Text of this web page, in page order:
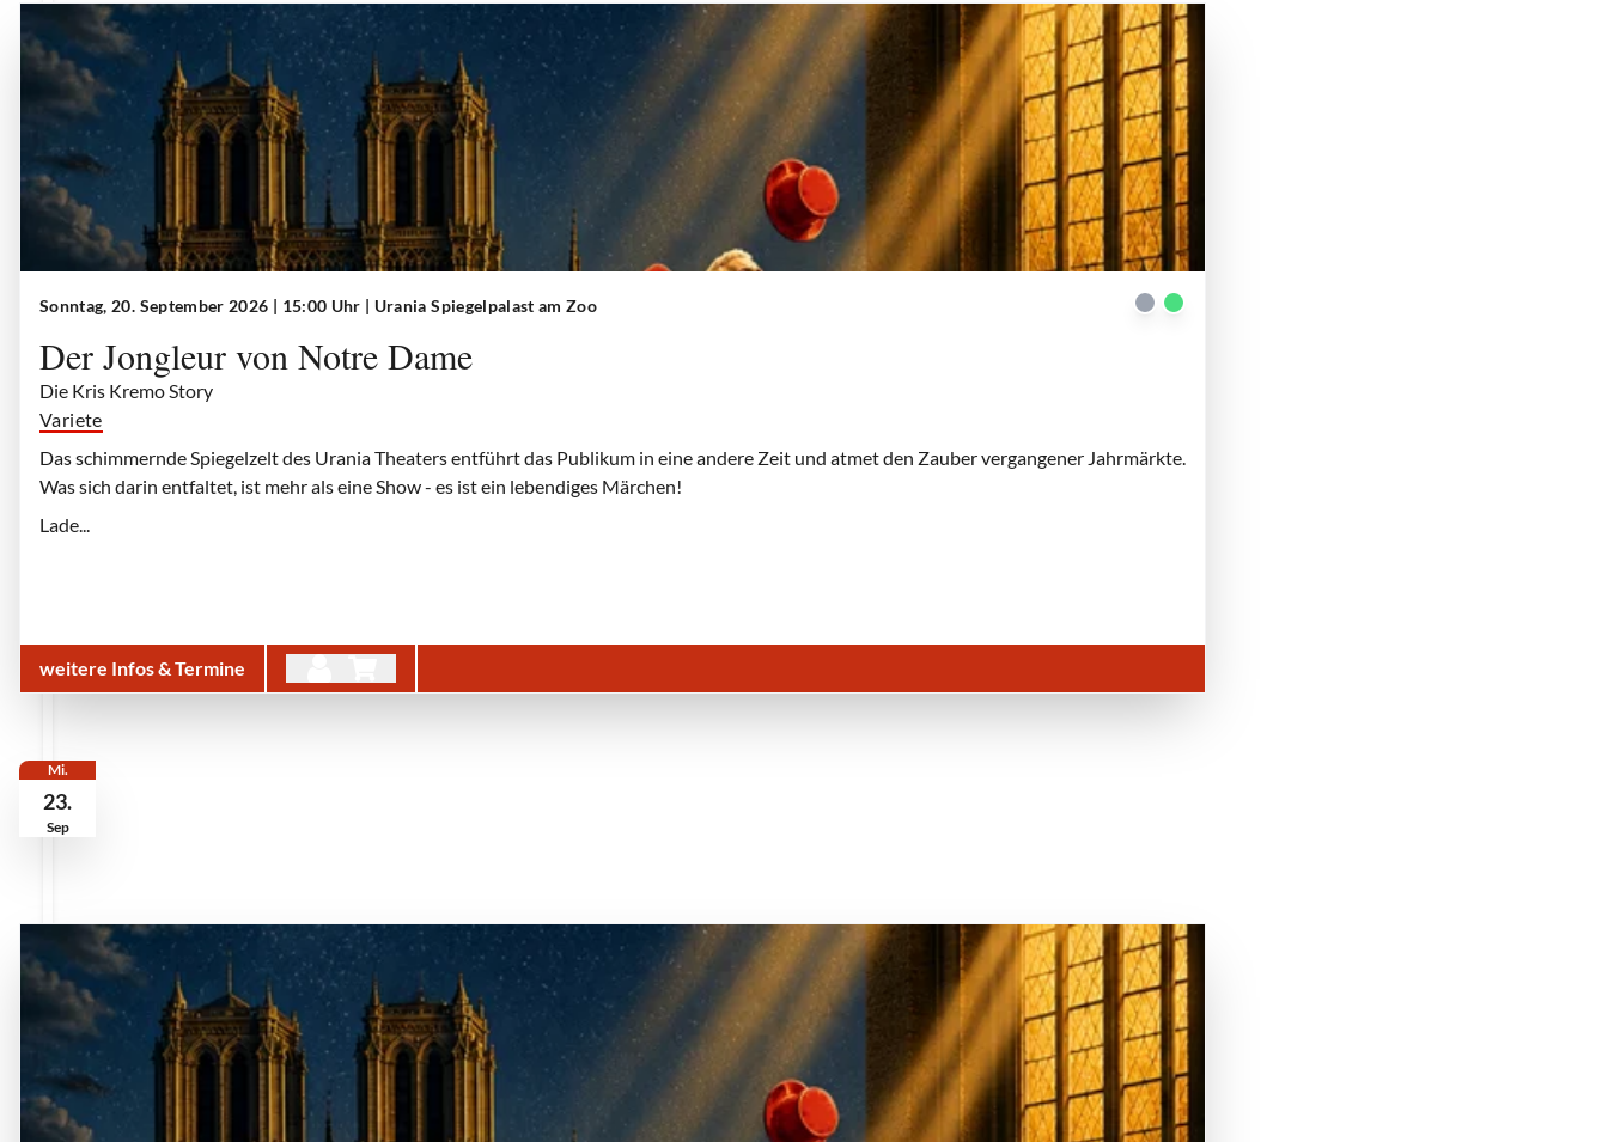
Sonntag, 20. September 2026 | 15:00 Uhr | Urania Spiegelpalast am Zoo
Der Jongleur von Notre Dame
Die Kris Kremo Story
Variete
Das schimmernde Spiegelzelt des Urania Theaters entführt das Publikum in eine andere Zeit und atmet den Zauber vergangener Jahrmärkte.
Was sich darin entfaltet, ist mehr als eine Show - es ist ein lebendiges Märchen!
Lade...
weitere Infos & Termine
Mi.
23.
Sep